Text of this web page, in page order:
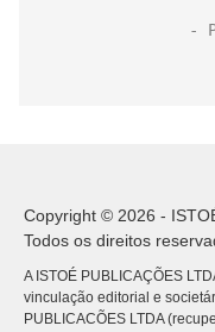
Copyright © 2026 -
Todos os direitos
A ISTOÉ PUBLICAÇÕES
vinculação editorial e
PUBLICACÕES LTDA